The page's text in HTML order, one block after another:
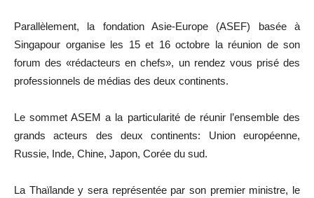
Parallèlement, la fondation Asie-Europe (ASEF) basée à
Singapour organise les 15 et 16 octobre la réunion de son
forum des «rédacteurs en chefs», un rendez vous prisé des
professionnels de médias des deux continents.
Le sommet ASEM a la particularité de réunir l’ensemble des
grands acteurs des deux continents: Union européenne,
Russie, Inde, Chine, Japon, Corée du sud.
La Thaïlande y sera représentée par son premier ministre, le